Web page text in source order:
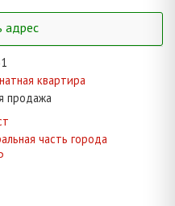
адрес
квартира
продажа
часть города